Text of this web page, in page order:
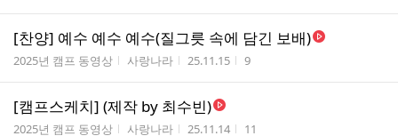
[찬양] 예수 예수 예수(질그릇 속에 담긴 보배)
게시판명
2025년 캠프 동영상 작성자
사랑나라 작성시간
25.11.15 조회수
9
[캠프스케치] (제작 by 최수빈)
게시판명
2025년 캠프 동영상 작성자
사랑나라 작성시간
25.11.14 조회수
11